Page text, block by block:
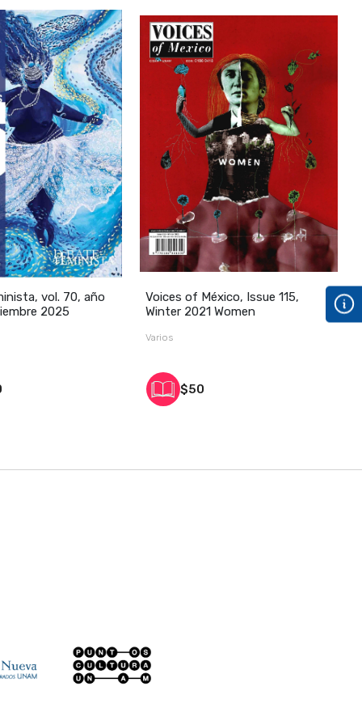
vol. 70, año
2025
Voices of México, Issue 115,
Winter 2021 Women
Varios
$50
›